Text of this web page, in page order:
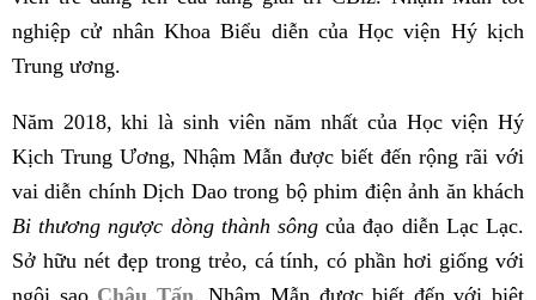
nghiệp cử nhân Khoa Biểu diễn của Học viện Hý kịch
Trung ương.
Năm 2018, khi là sinh viên năm nhất của Học viện Hý
Kịch Trung Ương, Nhậm Mẫn được biết đến rộng rãi với
vai diễn chính Dịch Dao trong bộ phim điện ảnh ăn khách
Bi thương ngược dòng thành sông của đạo diễn Lạc Lạc.
Sở hữu nét đẹp trong trẻo, cá tính, có phần hơi giống với